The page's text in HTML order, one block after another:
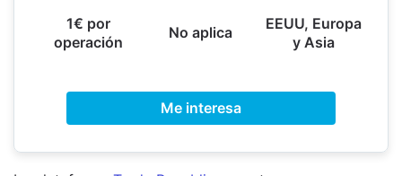
1€ por
operación
No aplica
EEUU, Europa
y Asia
Me interesa